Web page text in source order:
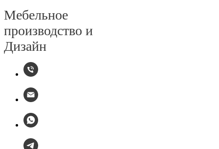
Мебельное
производство и
Дизайн